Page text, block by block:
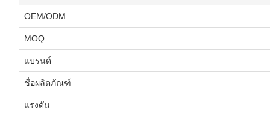
OEM/ODM
MOQ
แบรนด์
ชื่อผลิตภัณฑ์
แรงดัน